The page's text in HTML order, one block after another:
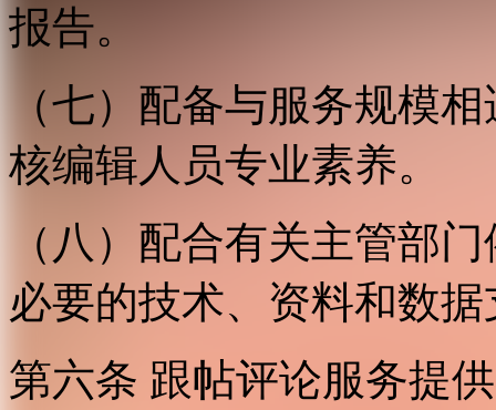
报告。
（七）配备与服务规模
核编辑人员专业素养。
（八）配合有关主管部
必要的技术、资料和数
第六条 跟帖评论服务提